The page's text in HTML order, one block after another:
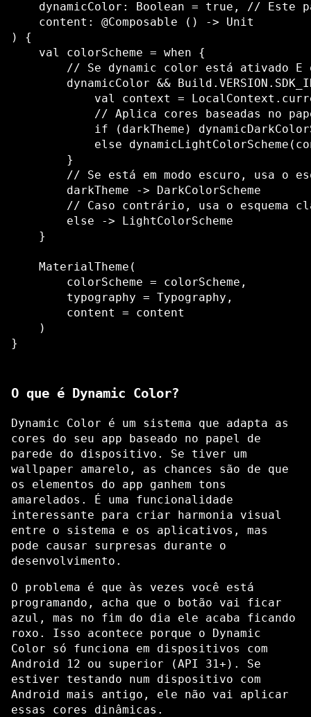
dynamicColor: Boolean = true, // Este
    content: @Composable () -> Unit
) {
    val colorScheme = when {
// Se dynamic color está ativado E
dynamicColor &&
val context =
// Aplica cores baseadas no
if (darkTheme)
else
        }
// Se está em modo escuro, usa o
        darkTheme -> DarkColorScheme
// Caso contrário, usa o esquema
        else -> LightColorScheme
    }
    MaterialTheme(
        colorScheme = colorScheme,
        typography = Typography,
        content = content
    )
O que é Dynamic Color?
Dynamic Color é um sistema que adapta as
cores do seu app baseado no papel de
parede do dispositivo. Se tiver um
wallpaper amarelo, as chances são de que
os elementos do app ganhem tons
amarelados. É uma funcionalidade
interessante para criar harmonia visual
entre o sistema e os aplicativos, mas
pode causar surpresas durante o
desenvolvimento.
O problema é que às vezes você está
programando, acha que o botão vai ficar
azul, mas no fim do dia ele acaba ficando
roxo. Isso acontece porque o Dynamic
Color só funciona em dispositivos com
Android 12 ou superior (API 31+). Se
estiver testando num dispositivo com
Android mais antigo, ele não vai aplicar
essas cores dinâmicas.